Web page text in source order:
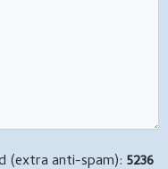
(extra anti-spam): 5236